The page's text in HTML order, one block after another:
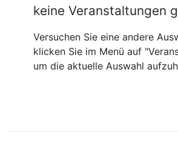
keine Veranstaltungen
Versuchen Sie eine andere
klicken Sie im Menü auf
um die aktuelle Auswahl